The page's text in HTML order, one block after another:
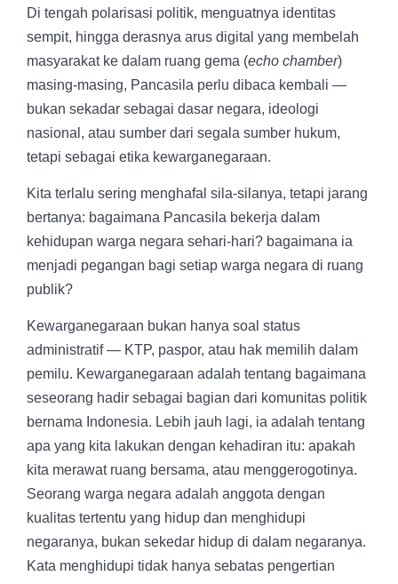
Di tengah polarisasi politik, menguatnya identitas
sempit, hingga derasnya arus digital yang membelah
masyarakat ke dalam ruang gema (echo chamber)
masing-masing, Pancasila perlu dibaca kembali —
bukan sekadar sebagai dasar negara, ideologi
nasional, atau sumber dari segala sumber hukum,
tetapi sebagai etika kewarganegaraan.
Kita terlalu sering menghafal sila-silanya, tetapi jarang
bertanya: bagaimana Pancasila bekerja dalam
kehidupan warga negara sehari-hari? bagaimana ia
menjadi pegangan bagi setiap warga negara di ruang
publik?
Kewarganegaraan bukan hanya soal status
administratif — KTP, paspor, atau hak memilih dalam
pemilu. Kewarganegaraan adalah tentang bagaimana
seseorang hadir sebagai bagian dari komunitas politik
bernama Indonesia. Lebih jauh lagi, ia adalah tentang
apa yang kita lakukan dengan kehadiran itu: apakah
kita merawat ruang bersama, atau menggerogotinya.
Seorang warga negara adalah anggota dengan
kualitas tertentu yang hidup dan menghidupi
negaranya, bukan sekedar hidup di dalam negaranya.
Kata menghidupi tidak hanya sebatas pengertian